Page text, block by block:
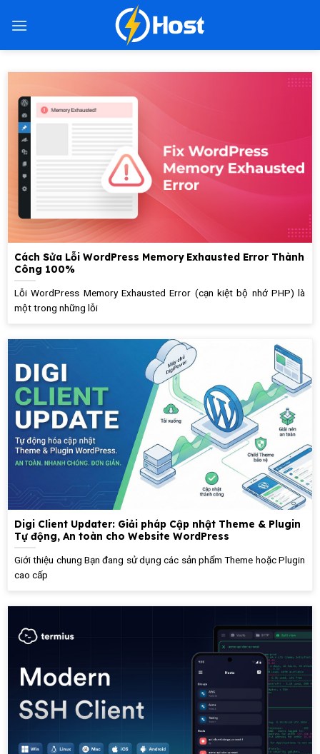
qua
Cách Sửa Lỗi WordPress Memory Exhausted Error Thành
Công 100%
Lỗi WordPress Memory Exhausted Error (cạn kiệt bộ nhớ PHP) là
một trong những lỗi
Digi Client Updater: Giải pháp Cập nhật Theme & Plugin
Tự động, An toàn cho Website WordPress
Giới thiệu chung Bạn đang sử dụng các sản phẩm Theme hoặc Plugin
cao cấp